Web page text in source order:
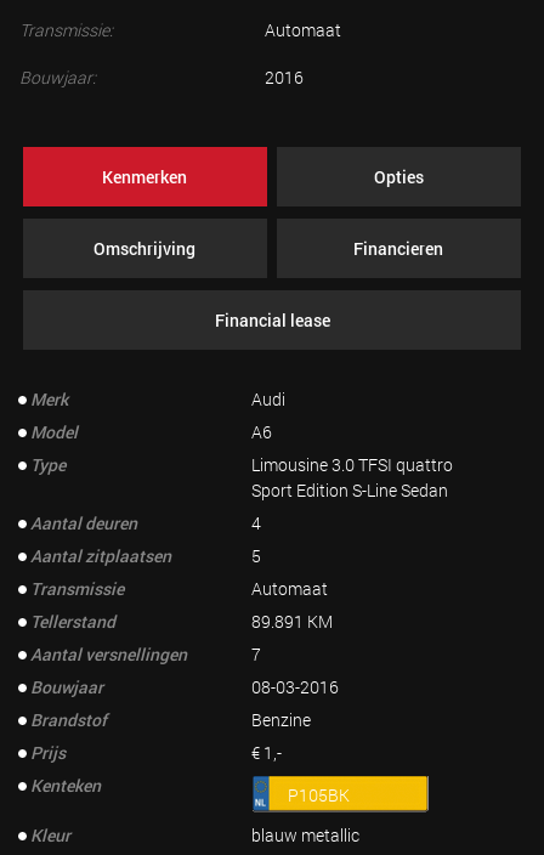
Transmissie: Automaat
Bouwjaar: 2016
Kenmerken Opties
Omschrijving Financieren
Financial lease
Merk
Audi
Model
A6
Type
Limousine 3.0 TFSI quattro
Sport Edition S-Line Sedan
Aantal deuren
4
Aantal zitplaatsen
5
Transmissie
Automaat
Tellerstand
89.891 KM
Aantal versnellingen
7
Bouwjaar
08-03-2016
Brandstof
Benzine
Prijs
€ 1,-
Kenteken
P105BK
Kleur
blauw metallic